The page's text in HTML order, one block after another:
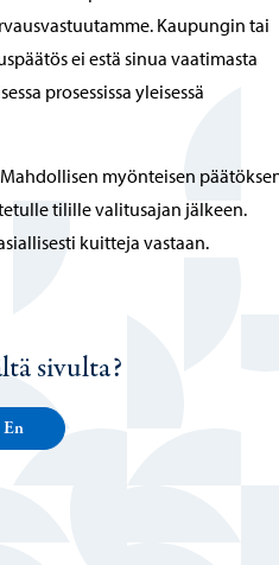
Kaupungin tai
ei estä sinua vaatimasta
prosessissa yleisessä
myönteisen
tilille valitusajan jälkeen.
kuitteja vastaan.
sivulta?
En